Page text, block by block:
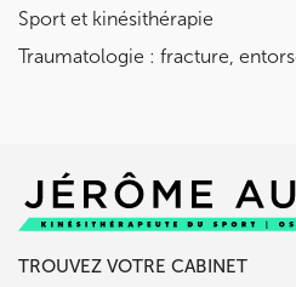
Sport et kinésithérapie
Traumatologie : fracture,
TROUVEZ VOTRE CABINET